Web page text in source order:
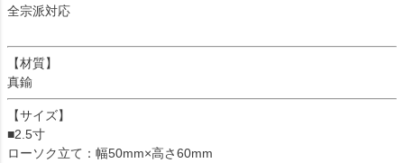
全宗派対応
【材質】
真鍮
【サイズ】
■2.5寸
ローソク立て：幅50mm×高さ60mm